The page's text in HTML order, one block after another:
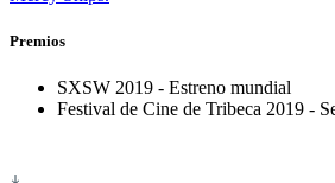
Premios
SXSW 2019 - Estreno mundial
Festival de Cine de Tribeca 2019 -